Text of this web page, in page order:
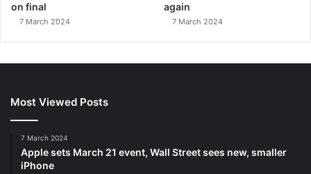
on final
7 March 2024
again
7 March 2024
Most Viewed Posts
7 March 2024
Apple sets March 21 event, Wall Street sees new, smaller
iPhone